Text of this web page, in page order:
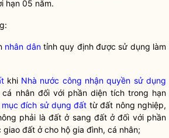
hạn 05 năm.
nhân dântỉnh quy định được sử dụng làm
khi Nhà nước công nhận quyền sử dụng
nhân đối với phần diện tích trong hạn
mục đích sử dụng đất từ đất nông nghiệp,
phải là đất ở sang đất ở đối với phần
đất ở cho hộ gia đình, cá nhân;